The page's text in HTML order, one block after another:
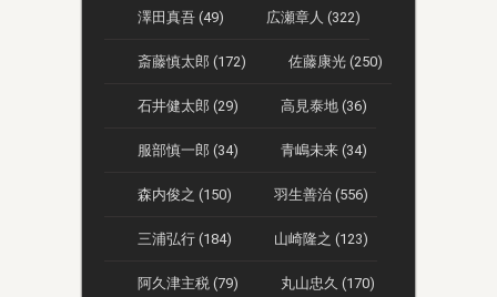
澤田真吾 (49) 広瀬章人 (322)
斎藤慎太郎 (172) 佐藤康光 (250)
石井健太郎 (29) 高見泰地 (36)
服部慎一郎 (34) 青嶋未来 (34)
森内俊之 (150) 羽生善治 (556)
三浦弘行 (184) 山崎隆之 (123)
阿久津主税 (79) 丸山忠久 (170)